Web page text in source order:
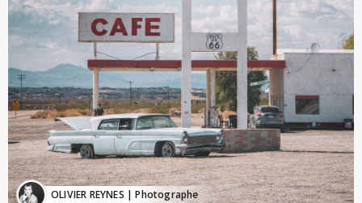
OLIVIER REYNES | Photographe